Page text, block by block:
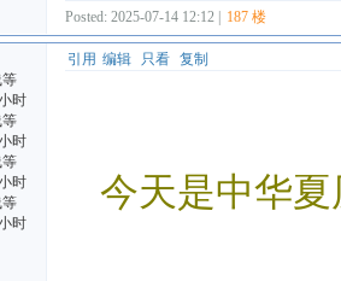
Posted: 2025-07-14 12:12 | 187 楼
引用 编辑 只看 复制
今天是中华